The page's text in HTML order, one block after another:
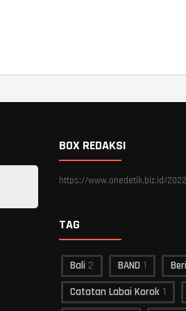
BOX REDAKSI
https://www.onedetik.biz.id/
TAG
Bali 2 BAND 1
Catatan Labai Korok 1